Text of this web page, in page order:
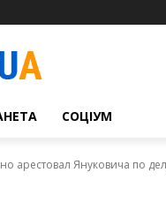
СОЦІУМ
арестовал Януковича по